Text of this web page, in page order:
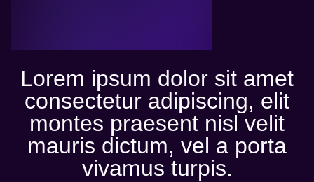
Lorem ipsum dolor sit amet
consectetur adipiscing, elit
montes praesent nisl velit
mauris dictum, vel a porta
vivamus turpis.